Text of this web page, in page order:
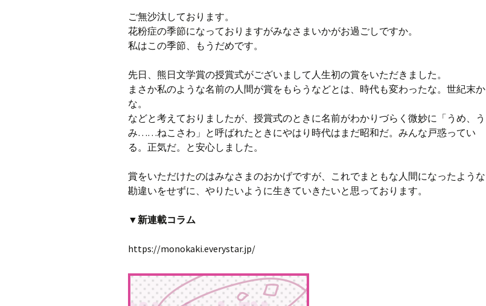
ご無沙汰しております。
花粉症の季節になっておりますがみなさまいかがお過ごしですか。
私はこの季節、もうだめです。
先日、熊日文学賞の授賞式がございまして人生初の賞をいただきました。
まさか私のような名前の人間が賞をもらうなどとは、時代も変わったな。世紀末か
な。
などと考えておりましたが、授賞式のときに名前がわかりづらく微妙に「うめ、う
み……ねこさわ」と呼ばれたときにやはり時代はまだ昭和だ。みんな戸惑ってい
る。正気だ。と安心しました。
賞をいただけたのはみなさまのおかげですが、これでまともな人間になったような
勘違いをせずに、やりたいように生きていきたいと思っております。
▼新連載コラム
https://monokaki.everystar.jp/